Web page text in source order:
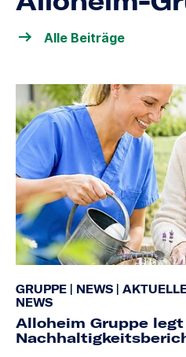
Alle Beiträge
GRUPPE NEWS
NEWS
Alloheim Gruppe